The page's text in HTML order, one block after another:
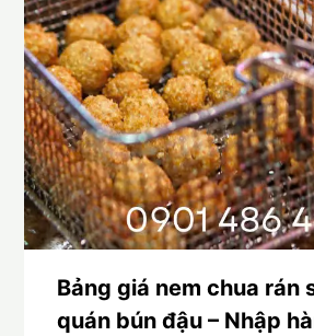
Bảng giá nem chua rán
quán bún đậu – Nhập